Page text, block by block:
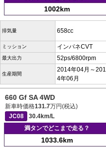
1002km
排気量 658cc
ミッション インパネCVT
最大出力 52ps/6800rpm
生産期間
2014年04月～201
4年06月
660 Gf SA 4WD
新車時価格131.7万円(税込)
JC08
30.4km/L
満タンでどこまで走る？
1033.6km